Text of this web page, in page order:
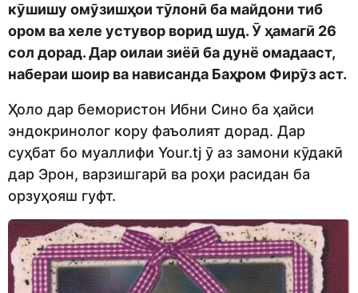
o
кӯшишу омӯзишҳои тӯлонӣ ба майдони тиб
ором ва хеле устувор ворид шуд. Ӯ ҳамагӣ 26
сол дорад. Дар оилаи зиёӣ ба дунё омадааст,
набераи шоир ва нависанда Баҳром Фирӯз аст.
Ҳоло дар бемористон Ибни Сино ба ҳайси
эндокринолог кору фаъолият дорад. Дар
суҳбат бо муаллифи Your.tj ӯ аз замони кӯдакӣ
дар Эрон, варзишгарӣ ва роҳи расидан ба
орзуҳояш гуфт.